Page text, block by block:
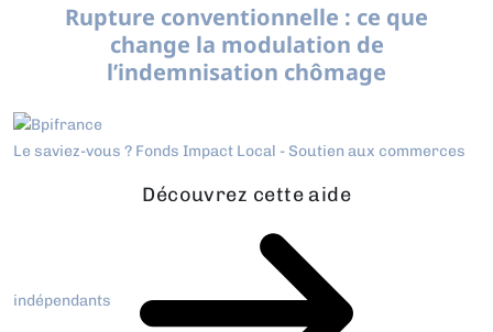
Rupture conventionnelle : ce que
change la modulation de
l’indemnisation chômage
Le saviez-vous ? Fonds Impact Local - Soutien aux commerces
indépendants
Découvrez cette aide